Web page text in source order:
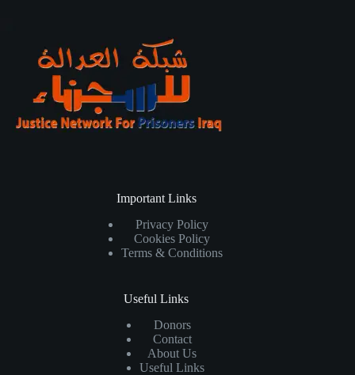
Important Links
Privacy Policy
Cookies Policy
Terms & Conditions
Useful Links
Donors
Contact
About Us
Useful Links